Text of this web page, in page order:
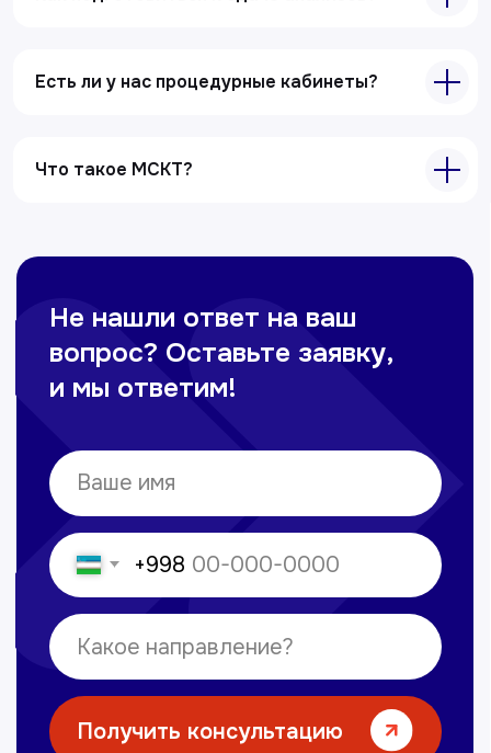
Есть ли у нас процедурные кабинеты?
Что такое МСКТ?
Все услуги
Контакты
Сайт сделан вfuture-group.uz
Политика обработки персональных данных